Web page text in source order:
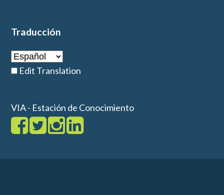
Traducción
Edit Translation
VIA - Estación de Conocimiento